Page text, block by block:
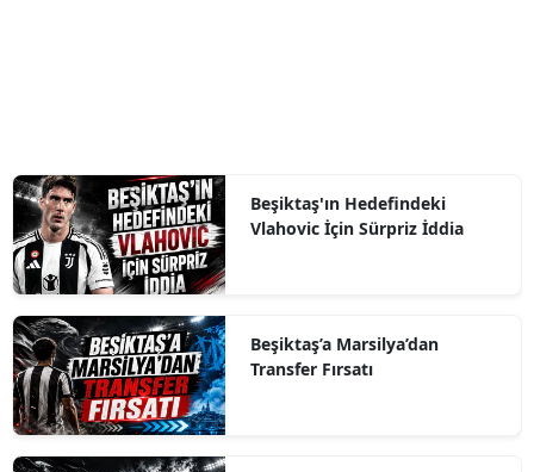
Beşiktaş'ın Hedefindeki
Vlahovic İçin Sürpriz İddia
Beşiktaş’a Marsilya’dan
Transfer Fırsatı